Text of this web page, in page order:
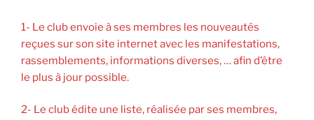
1- Le club envoie à ses membres les nouveautés
reçues sur son site internet avec les manifestations,
rassemblements, informations diverses, … afin d’être
le plus à jour possible.
2- Le club édite une liste, réalisée par ses membres,